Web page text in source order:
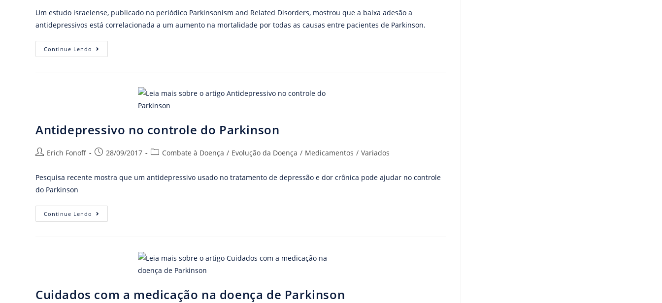
Um estudo israelense, publicado no periódico Parkinsonism and Related Disorders, mostrou que a baixa adesão a
antidepressivos está correlacionada a um aumento na mortalidade por todas as causas entre pacientes de Parkinson.
Continue Lendo
Antidepressivo no controle do Parkinson
Erich Fonoff 28/09/2017 Combate à Doença / Evolução da Doença / Medicamentos / Variados
Pesquisa recente mostra que um antidepressivo usado no tratamento de depressão e dor crônica pode ajudar no controle
do Parkinson
Continue Lendo
Cuidados com a medicação na doença de Parkinson